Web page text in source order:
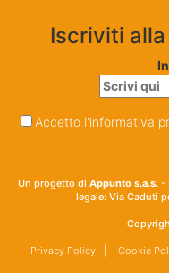
Iscriviti
Accetto l'informativa
Un progetto di Appunto s.a.s. -
legale: Via Caduti
Privacy Policy| Cookie